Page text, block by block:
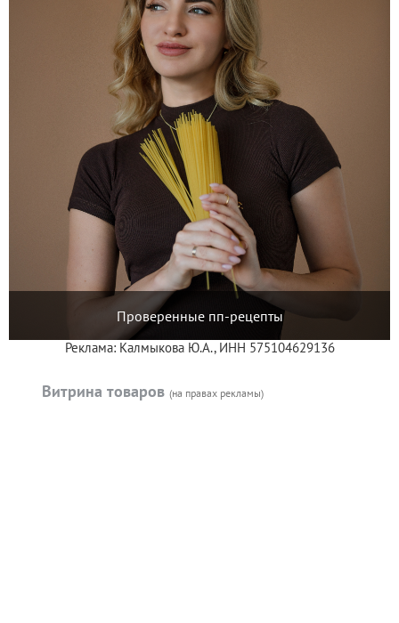
Проверенные пп-рецепты
Реклама: Калмыкова Ю.А., ИНН 575104629136
Витрина товаров (на правах рекламы)